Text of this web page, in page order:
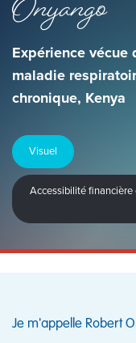
Expérience vécue
maladie
chronique, Kenya
Visuel
Accessibilité financière
Je m'appelle Robert